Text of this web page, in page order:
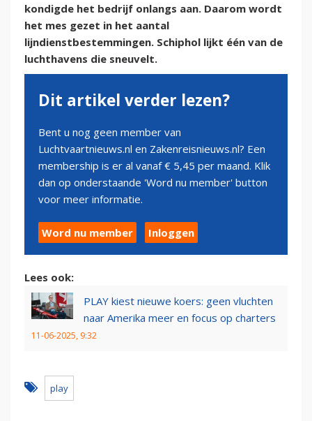
kondigde het bedrijf onlangs aan. Daarom wordt
het mes gezet in het aantal
lijndienstbestemmingen. Schiphol lijkt één van de
luchthavens die sneuvelt.
Dit artikel verder lezen?
Bent u nog geen member van
Luchtvaartnieuws.nl en Zakenreisnieuws.nl? Een
membership is er al vanaf € 5,45 per maand. Klik
dan op onderstaande 'Word nu member' button
voor meer informatie.
Word nu member Inloggen
Lees ook:
PLAY kiest nieuwe koers: geen vluchten
naar Amerika meer en focus op charters
11-06-2025, 9:32
play